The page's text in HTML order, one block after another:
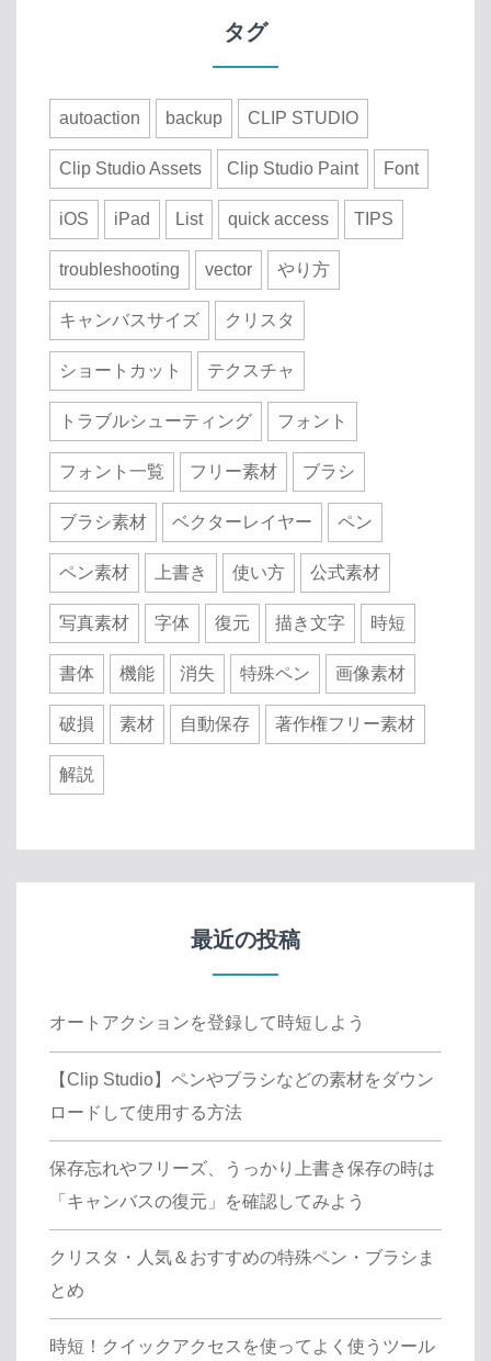
タグ
autoaction backup CLIP STUDIO
Clip Studio Assets Clip Studio Paint Font
iOS iPad List quick access TIPS
troubleshooting vector やり方
キャンバスサイズ クリスタ
ショートカット テクスチャ
トラブルシューティング フォント
フォント一覧 フリー素材 ブラシ
ブラシ素材 ベクターレイヤー ペン
ペン素材 上書き 使い方 公式素材
写真素材 字体 復元 描き文字 時短
書体 機能 消失 特殊ペン 画像素材
破損 素材 自動保存 著作権フリー素材
解説
最近の投稿
オートアクションを登録して時短しよう
【Clip Studio】ペンやブラシなどの素材をダウン
ロードして使用する方法
保存忘れやフリーズ、うっかり上書き保存の時は
「キャンバスの復元」を確認してみよう
クリスタ・人気＆おすすめの特殊ペン・ブラシま
とめ
時短！クイックアクセスを使ってよく使うツール